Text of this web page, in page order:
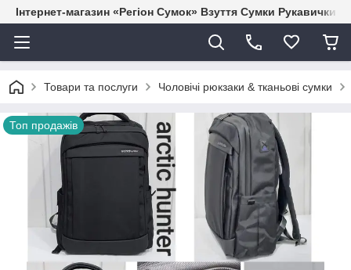
Інтернет-магазин «Регіон Сумок» Взуття Сумки Рукавички
Товари та послуги Чоловічі рюкзаки & тканьові сумки
Топ продажів